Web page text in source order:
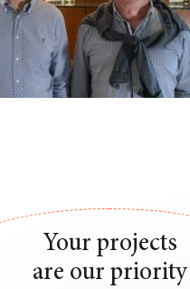
Your projects
are our priority